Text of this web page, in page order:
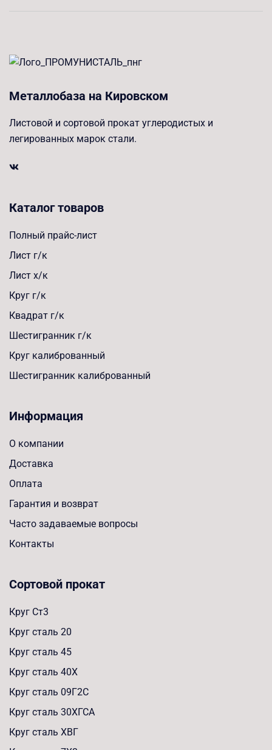
Металлобаза на Кировском
Листовой и сортовой прокат углеродистых и
легированных марок стали.
Каталог товаров
Полный прайс-лист
Лист г/к
Лист х/к
Круг г/к
Квадрат г/к
Шестигранник г/к
Круг калиброванный
Шестигранник калиброванный
Информация
О компании
Доставка
Оплата
Гарантия и возврат
Часто задаваемые вопросы
Контакты
Сортовой прокат
Круг Ст3
Круг сталь 20
Круг сталь 45
Круг сталь 40Х
Круг сталь 09Г2С
Круг сталь 30ХГСА
Круг сталь ХВГ